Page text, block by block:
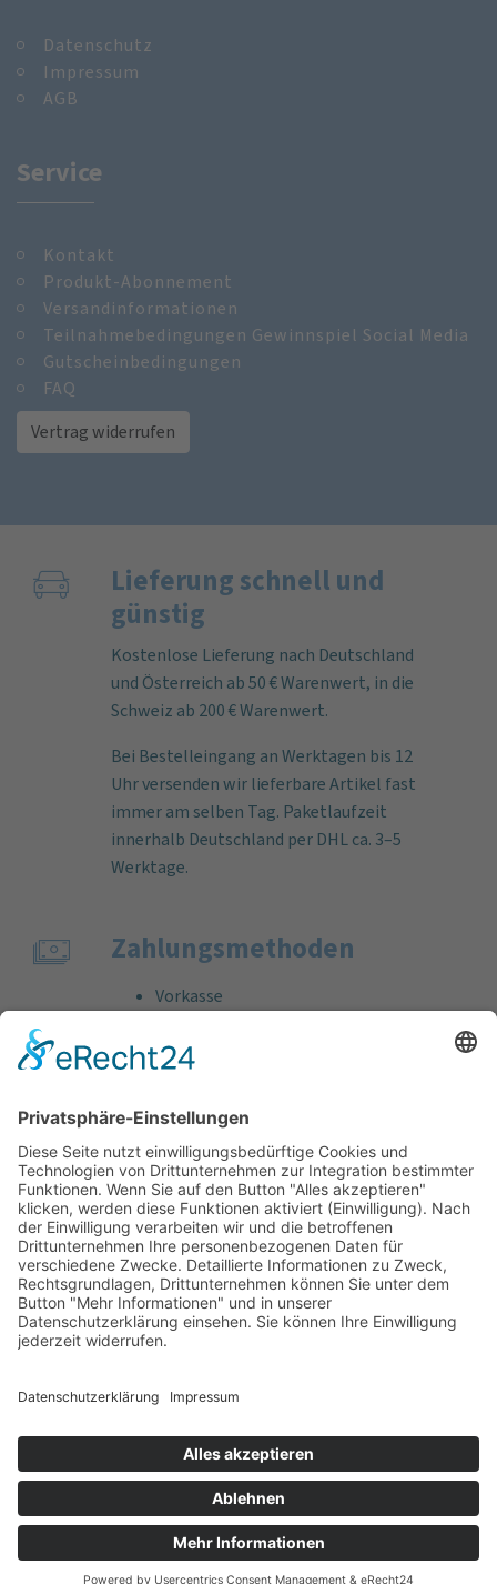
Datenschutz
Impressum
AGB
Service
Kontakt
Produkt-Abonnement
Versandinformationen
Teilnahmebedingungen Gewinnspiel Social Media
Gutscheinbedingungen
FAQ
Vertrag widerrufen
Lieferung schnell und
günstig
Kostenlose Lieferung nach Deutschland
und Österreich ab 50 € Warenwert, in die
Schweiz ab 200 € Warenwert.
Bei Bestelleingang an Werktagen bis 12
Uhr versenden wir lieferbare Artikel fast
immer am selben Tag. Paketlaufzeit
innerhalb Deutschland per DHL ca. 3–5
Werktage.
Zahlungs­methoden
Vorkasse
Bankeinzug
Kreditkarte (VISA & MasterCard)
Support
Kostenlose Beratung vor und nach dem
Kauf!
Qualität
Cookie-Einstellungen ändern